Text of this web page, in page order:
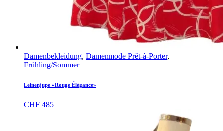
Damenbekleidung, Damenmode Prêt-à-Porter,
Frühling/Sommer
Leinenjupe «Rouge Élégance»
CHF 485